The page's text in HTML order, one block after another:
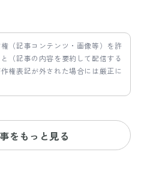
（記事コンテンツ・画像等）を許
（記事の内容を要約して配信する
権表記が外された場合には厳正に
をもっと見る